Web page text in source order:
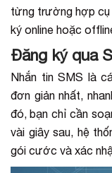
từng trường hợp cụ
ký online hoặc
Đăng ký qua
Nhắn tin SMS là
đơn giản nhất,
đó, bạn chỉ cần
vài giây sau, hệ
gói cước và xác